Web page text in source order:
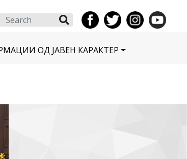
Search
ОД ЈАВЕН КАРАКТЕР